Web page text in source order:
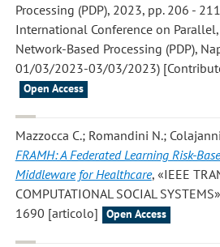
Processing (PDP), 2023, pp. 206 -
International Conference on
Network-Based Processing (PDP),
01/03/2023-03/03/2023)
Open Access
Mazzocca C.; Romandini N.;
FRAMH: A Federated Learning Risk-
Middleware for Healthcare, «IEEE
COMPUTATIONAL SOCIAL
1690 [articolo]
Open Access